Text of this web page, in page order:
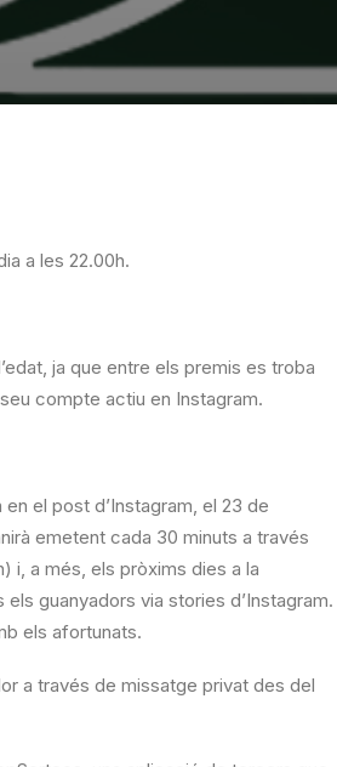
a les 22.00h.
ja que entre els premis es troba
compte actiu en Instagram.
el post d’Instagram, el 23 de
emetent cada 30 minuts a través
i, a més, els pròxims dies a la
guanyadors via stories d’Instagram.
els afortunats.
a través de missatge privat des del